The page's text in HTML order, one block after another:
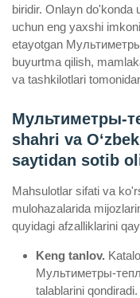
biridir. Onlayn do'konda
uchun eng yaxshi
etayotgan
buyurtma qilish,
va tashkilotlari
Мультиметры-
shahri va
saytidan sotib
Mahsulotlar sifati va
mulohazalarida
quyidagi afzalliklarini
Keng tanlov.
Мультиметры-
talablarini